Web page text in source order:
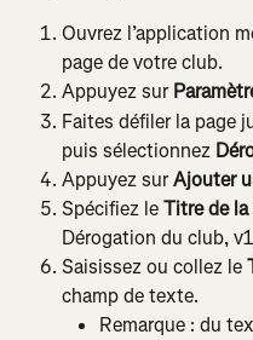
Ouvrez l’application
page de votre club.
Appuyez sur
Faites défiler la page
puis sélectionnez
Appuyez sur Ajouter
Spécifiez le Titre de
Dérogation du club,
Saisissez ou collez le
champ de texte.
Remarque : du